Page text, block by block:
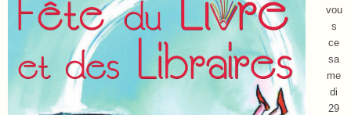
vou
s
ce
sa
me
di
29